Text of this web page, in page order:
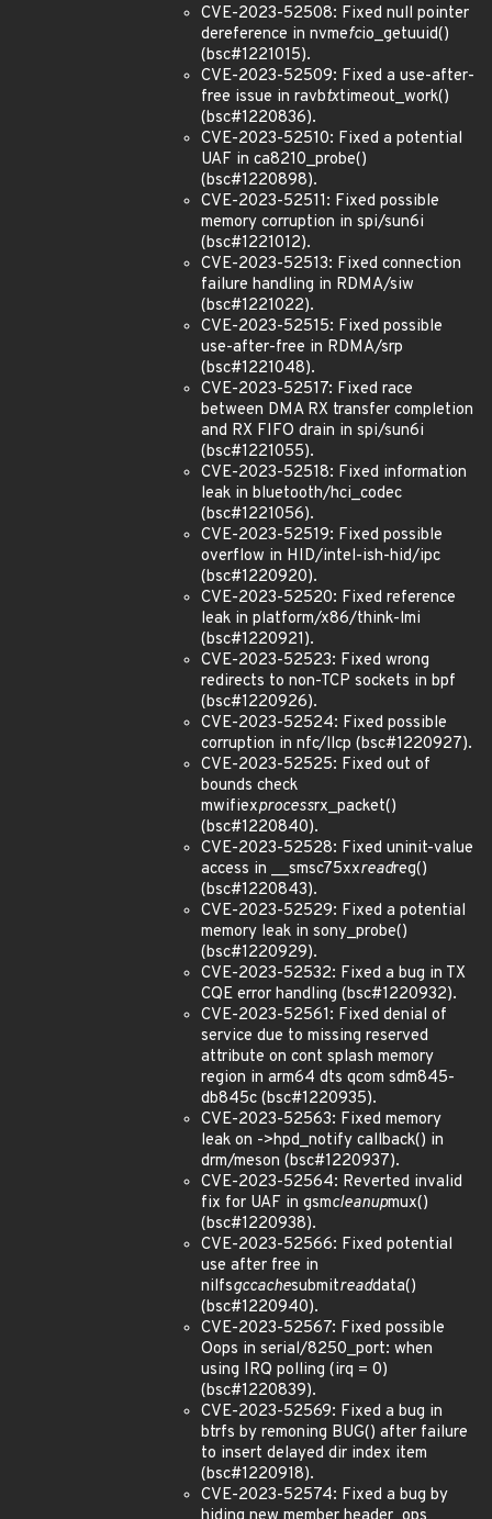
CVE-2023-52508: Fixed null pointer
dereference in nvmefcio_getuuid()
(bsc#1221015).
CVE-2023-52509: Fixed a use-after-
free issue in ravbtxtimeout_work()
(bsc#1220836).
CVE-2023-52510: Fixed a potential
UAF in ca8210_probe()
(bsc#1220898).
CVE-2023-52511: Fixed possible
memory corruption in spi/sun6i
(bsc#1221012).
CVE-2023-52513: Fixed connection
failure handling in RDMA/siw
(bsc#1221022).
CVE-2023-52515: Fixed possible
use-after-free in RDMA/srp
(bsc#1221048).
CVE-2023-52517: Fixed race
between DMA RX transfer completion
and RX FIFO drain in spi/sun6i
(bsc#1221055).
CVE-2023-52518: Fixed information
leak in bluetooth/hci_codec
(bsc#1221056).
CVE-2023-52519: Fixed possible
overflow in HID/intel-ish-hid/ipc
(bsc#1220920).
CVE-2023-52520: Fixed reference
leak in platform/x86/think-lmi
(bsc#1220921).
CVE-2023-52523: Fixed wrong
redirects to non-TCP sockets in bpf
(bsc#1220926).
CVE-2023-52524: Fixed possible
corruption in nfc/llcp (bsc#1220927).
CVE-2023-52525: Fixed out of
bounds check
mwifiexprocessrx_packet()
(bsc#1220840).
CVE-2023-52528: Fixed uninit-value
access in __smsc75xxreadreg()
(bsc#1220843).
CVE-2023-52529: Fixed a potential
memory leak in sony_probe()
(bsc#1220929).
CVE-2023-52532: Fixed a bug in TX
CQE error handling (bsc#1220932).
CVE-2023-52561: Fixed denial of
service due to missing reserved
attribute on cont splash memory
region in arm64 dts qcom sdm845-
db845c (bsc#1220935).
CVE-2023-52563: Fixed memory
leak on ->hpd_notify callback() in
drm/meson (bsc#1220937).
CVE-2023-52564: Reverted invalid
fix for UAF in gsmcleanupmux()
(bsc#1220938).
CVE-2023-52566: Fixed potential
use after free in
nilfsgccachesubmitreaddata()
(bsc#1220940).
CVE-2023-52567: Fixed possible
Oops in serial/8250_port: when
using IRQ polling (irq = 0)
(bsc#1220839).
CVE-2023-52569: Fixed a bug in
btrfs by remoning BUG() after failure
to insert delayed dir index item
(bsc#1220918).
CVE-2023-52574: Fixed a bug by